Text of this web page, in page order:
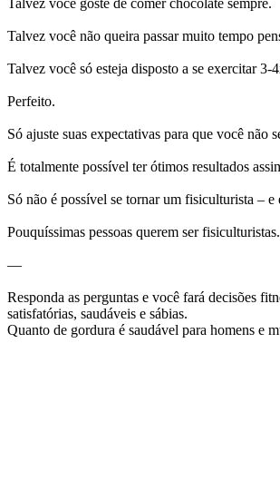
Talvez você goste de comer chocolate sempre.
Talvez você não queira passar muito tempo
Talvez você só esteja disposto a se exercitar 3-
Perfeito.
Só ajuste suas expectativas para que você não
É totalmente possível ter ótimos resultados
Só não é possível se tornar um fisiculturista – e
Pouquíssimas pessoas querem ser fisiculturistas.
—
Responda as perguntas e você fará decisões
satisfatórias, saudáveis e sábias.
Quanto de gordura é saudável para homens e